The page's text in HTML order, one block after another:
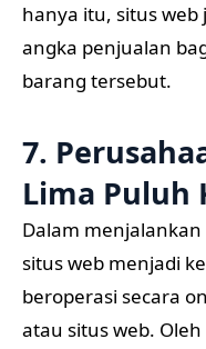
hanya itu, situs
angka penjualan
barang tersebut.
7.
Lima Puluh
Dalam
situs web menjadi
beroperasi secara
atau situs web.